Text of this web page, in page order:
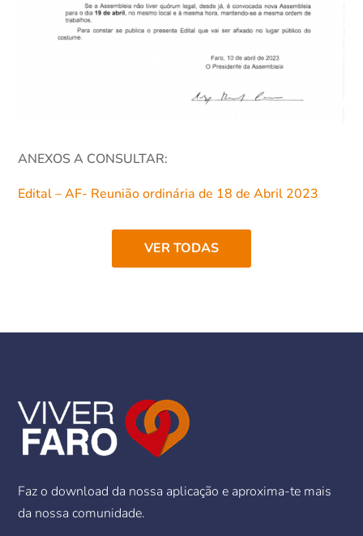
ANEXOS A CONSULTAR:
Edital – AF- Reunião ordinária de 18 de Abril 2023
VER TODAS
Faz o download da nossa aplicação e aproxima-te mais
da nossa comunidade.